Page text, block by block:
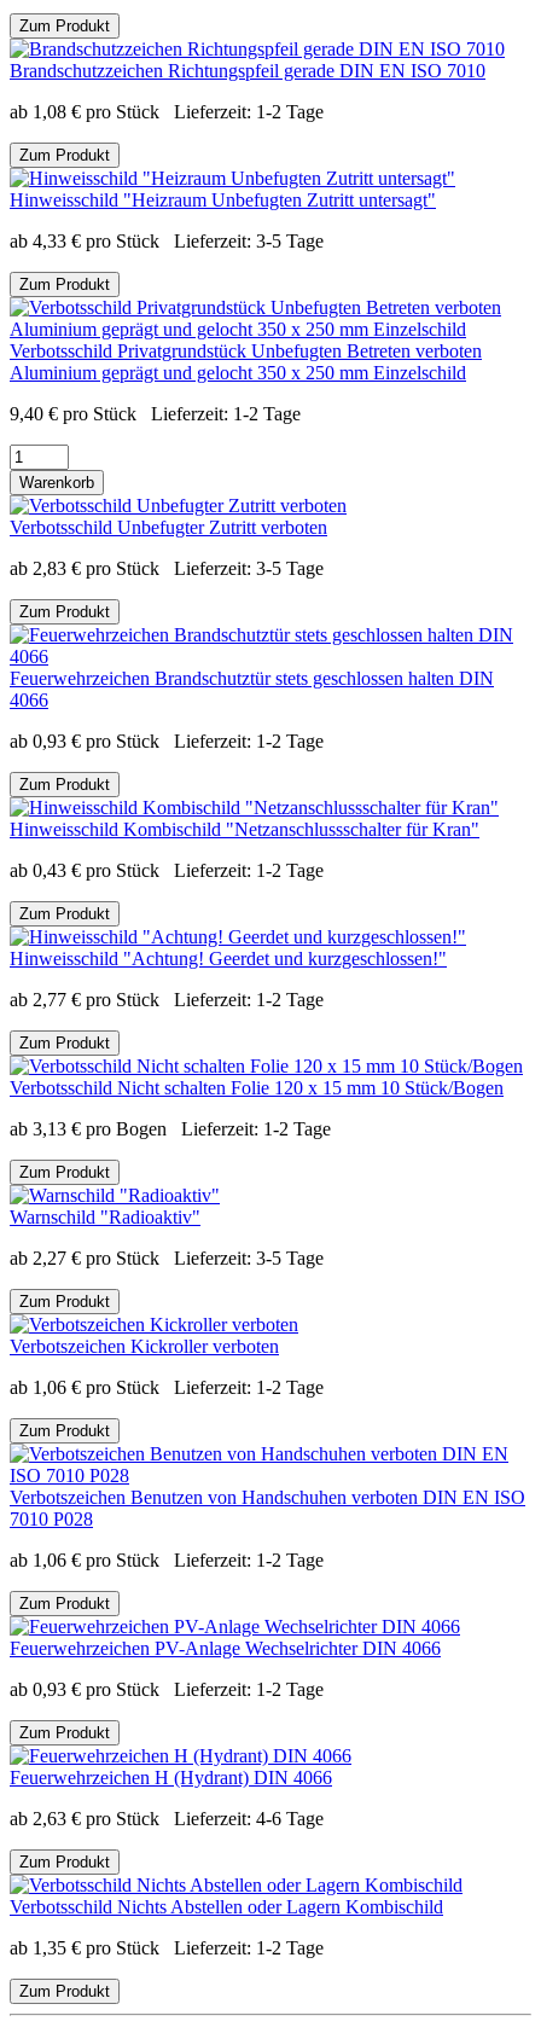
Zum Produkt
Brandschutzzeichen Richtungspfeil gerade DIN EN ISO 7010
ab 1,08 € pro Stück Lieferzeit: 1-2 Tage
Zum Produkt
Hinweisschild "Heizraum Unbefugten Zutritt untersagt"
ab 4,33 € pro Stück Lieferzeit: 3-5 Tage
Zum Produkt
Verbotsschild Privatgrundstück Unbefugten Betreten verboten
Aluminium geprägt und gelocht 350 x 250 mm Einzelschild
9,40 € pro Stück Lieferzeit: 1-2 Tage
Warenkorb
Verbotsschild Unbefugter Zutritt verboten
ab 2,83 € pro Stück Lieferzeit: 3-5 Tage
Zum Produkt
Feuerwehrzeichen Brandschutztür stets geschlossen halten DIN
4066
ab 0,93 € pro Stück Lieferzeit: 1-2 Tage
Zum Produkt
Hinweisschild Kombischild "Netzanschlussschalter für Kran"
ab 0,43 € pro Stück Lieferzeit: 1-2 Tage
Zum Produkt
Hinweisschild "Achtung! Geerdet und kurzgeschlossen!"
ab 2,77 € pro Stück Lieferzeit: 1-2 Tage
Zum Produkt
Verbotsschild Nicht schalten Folie 120 x 15 mm 10 Stück/Bogen
ab 3,13 € pro Bogen Lieferzeit: 1-2 Tage
Zum Produkt
Warnschild "Radioaktiv"
ab 2,27 € pro Stück Lieferzeit: 3-5 Tage
Zum Produkt
Verbotszeichen Kickroller verboten
ab 1,06 € pro Stück Lieferzeit: 1-2 Tage
Zum Produkt
Verbotszeichen Benutzen von Handschuhen verboten DIN EN ISO
7010 P028
ab 1,06 € pro Stück Lieferzeit: 1-2 Tage
Zum Produkt
Feuerwehrzeichen PV-Anlage Wechselrichter DIN 4066
ab 0,93 € pro Stück Lieferzeit: 1-2 Tage
Zum Produkt
Feuerwehrzeichen H (Hydrant) DIN 4066
ab 2,63 € pro Stück Lieferzeit: 4-6 Tage
Zum Produkt
Verbotsschild Nichts Abstellen oder Lagern Kombischild
ab 1,35 € pro Stück Lieferzeit: 1-2 Tage
Zum Produkt